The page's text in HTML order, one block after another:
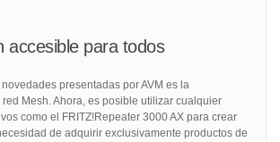
accesible para todos
presentadas por AVM es la
Mesh. Ahora, es posible utilizar cualquier
como el FRITZ!Repeater 3000 AX para crear
de adquirir exclusivamente productos de